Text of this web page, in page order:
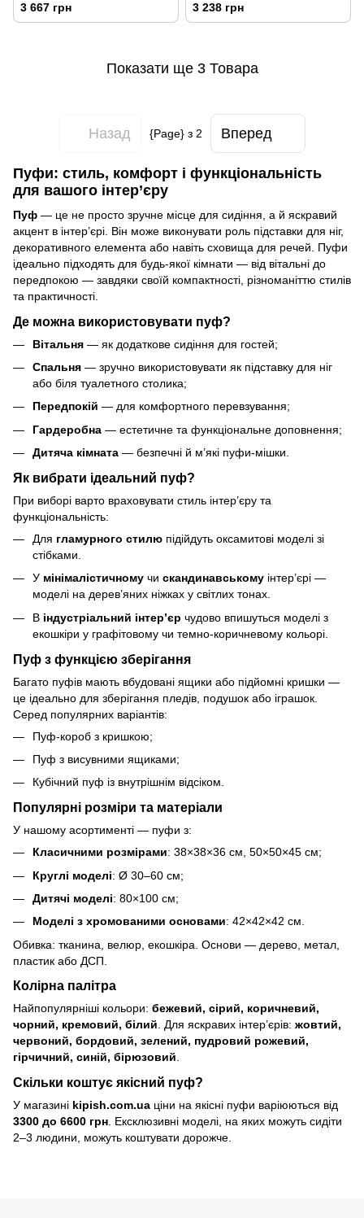
3 667 грн 3 238 грн
Показати ще 3 Товара
Назад {Page} з 2 Вперед
Пуфи: стиль, комфорт і функціональність
для вашого інтер’єру
Пуф — це не просто зручне місце для сидіння, а й яскравий
акцент в інтер’єрі. Він може виконувати роль підставки для ніг,
декоративного елемента або навіть сховища для речей. Пуфи
ідеально підходять для будь-якої кімнати — від вітальні до
передпокою — завдяки своїй компактності, різноманіттю стилів
та практичності.
Де можна використовувати пуф?
Вітальня — як додаткове сидіння для гостей;
Спальня — зручно використовувати як підставку для ніг
або біля туалетного столика;
Передпокій — для комфортного перевзування;
Гардеробна — естетичне та функціональне доповнення;
Дитяча кімната — безпечні й м’які пуфи-мішки.
Як вибрати ідеальний пуф?
При виборі варто враховувати стиль інтер’єру та
функціональність:
Для гламурного стилю підійдуть оксамитові моделі зі
стібками.
У мінімалістичному чи скандинавському інтер’єрі —
моделі на дерев’яних ніжках у світлих тонах.
В індустріальний інтер’єр чудово впишуться моделі з
екошкіри у графітовому чи темно-коричневому кольорі.
Пуф з функцією зберігання
Багато пуфів мають вбудовані ящики або підйомні кришки —
це ідеально для зберігання пледів, подушок або іграшок.
Серед популярних варіантів:
Пуф-короб з кришкою;
Пуф з висувними ящиками;
Кубічний пуф із внутрішнім відсіком.
Популярні розміри та матеріали
У нашому асортименті — пуфи з:
Класичними розмірами: 38×38×36 см, 50×50×45 см;
Круглі моделі: Ø 30–60 см;
Дитячі моделі: 80×100 см;
Моделі з хромованими основами: 42×42×42 см.
Обивка: тканина, велюр, екошкіра. Основи — дерево, метал,
пластик або ДСП.
Колірна палітра
Найпопулярніші кольори: бежевий, сірий, коричневий,
чорний, кремовий, білий. Для яскравих інтер’єрів: жовтий,
червоний, бордовий, зелений, пудровий рожевий,
гірчичний, синій, бірюзовий.
Скільки коштує якісний пуф?
У магазині kipish.com.ua ціни на якісні пуфи варіюються від
3300 до 6600 грн. Ексклюзивні моделі, на яких можуть сидіти
2–3 людини, можуть коштувати дорожче.